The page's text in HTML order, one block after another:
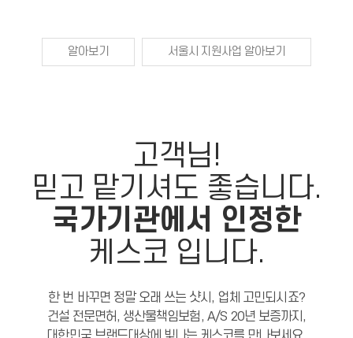
알아보기 서울시 지원사업 알아보기
고객님!
믿고 맡기셔도 좋습니다.
국가기관에서 인정한
케스코 입니다.
한 번 바꾸면 정말 오래 쓰는 샷시, 업체 고민되시죠?
건설 전문면허, 생산물책임보험, A/S 20년 보증까지,